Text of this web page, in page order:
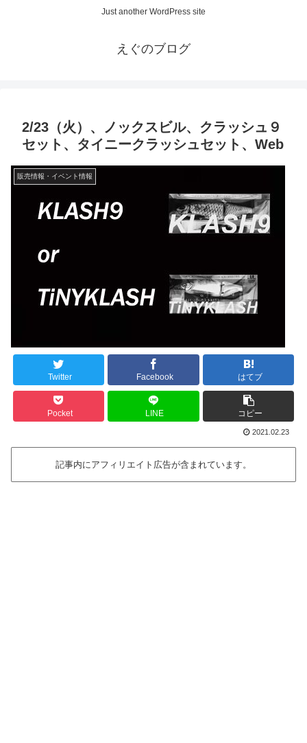
Just another WordPress site
えぐのブログ
2/23（火）、ノックスビル、クラッシュ９
セット、タイニークラッシュセット、Web
販売情報・イベント情報
Twitter Facebook はてブ
Pocket LINE コピー
2021.02.23
記事内にアフィリエイト広告が含まれています。